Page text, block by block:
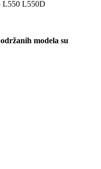
L550 L550D
modela su